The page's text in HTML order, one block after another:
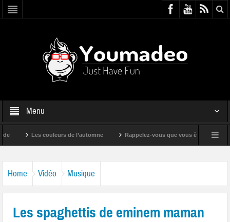
Menu
Les couleurs de l’automne Rappelez-vous que vous êtes super !
Home Vidéo Musique
Les spaghettis de eminem maman